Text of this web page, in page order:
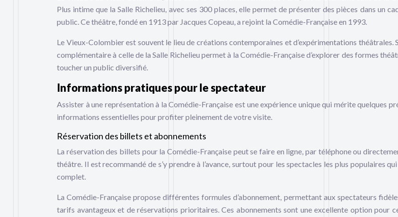
Plus intime que la Salle Richelieu, avec ses 300 places, elle permet de présenter des pièces dans un
public. Ce théâtre, fondé en 1913 par Jacques Copeau, a rejoint la Comédie-Française en 1993.
Le Vieux-Colombier est souvent le lieu de créations contemporaines et d’expérimentations théâtrales.
complémentaire à celle de la Salle Richelieu permet à la Comédie-Française d’explorer des formes
toucher un public diversifié.
Informations pratiques pour le spectateur
Assister à une représentation à la Comédie-Française est une expérience unique qui mérite quelques
informations essentielles pour profiter pleinement de votre visite.
Réservation des billets et abonnements
La réservation des billets pour la Comédie-Française peut se faire en ligne, par téléphone ou
théâtre. Il est recommandé de s’y prendre à l’avance, surtout pour les spectacles les plus populaires
complet.
La Comédie-Française propose différentes formules d’abonnement, permettant aux spectateurs
tarifs avantageux et de réservations prioritaires. Ces abonnements sont une excellente option pour